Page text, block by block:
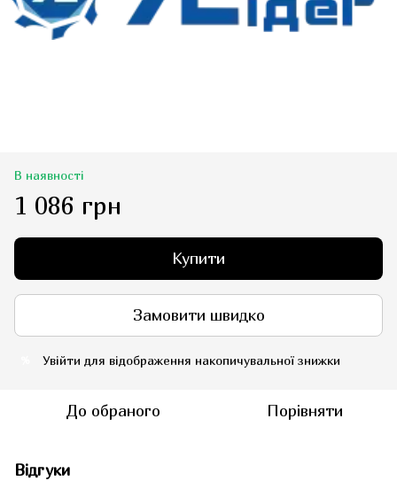
В наявності
1 086 грн
Купити
Замовити швидко
Увійти для відображення накопичувальної знижки
До обраного Порівняти
Відгуки